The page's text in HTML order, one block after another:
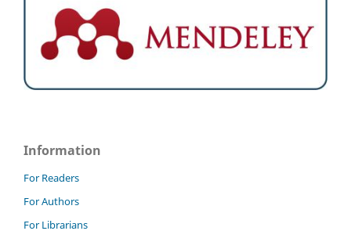
Information
For Readers
For Authors
For Librarians